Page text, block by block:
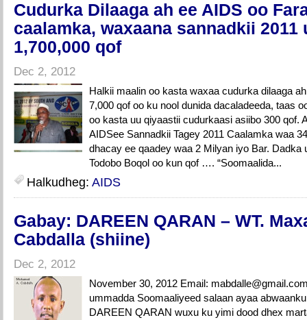
Cudurka Dilaaga ah ee AIDS oo
caalamka, waxaana sannadkii 2011
1,700,000 qof
Dec 2, 2012
Halkii maalin oo kasta waxaa cudurka dilaaga
7,000 qof oo ku nool dunida dacaladeeda, taas
oo kasta uu qiyaastii cudurkaasi asiibo 300 qof.
AIDSee Sannadkii Tagey 2011 Caalamka waa
dhacay ee qaadey waa 2 Milyan iyo Bar. Dadka
Todobo Boqol oo kun qof …. “Soomaalida...
Halkudheg: AIDS
Gabay: DAREEN QARAN – WT.
Cabdalla (shiine)
Dec 2, 2012
November 30, 2012 Email:
ummadda Soomaaliyeed salaan ayaa
DAREEN QARAN wuxu ku yimi dood dhex